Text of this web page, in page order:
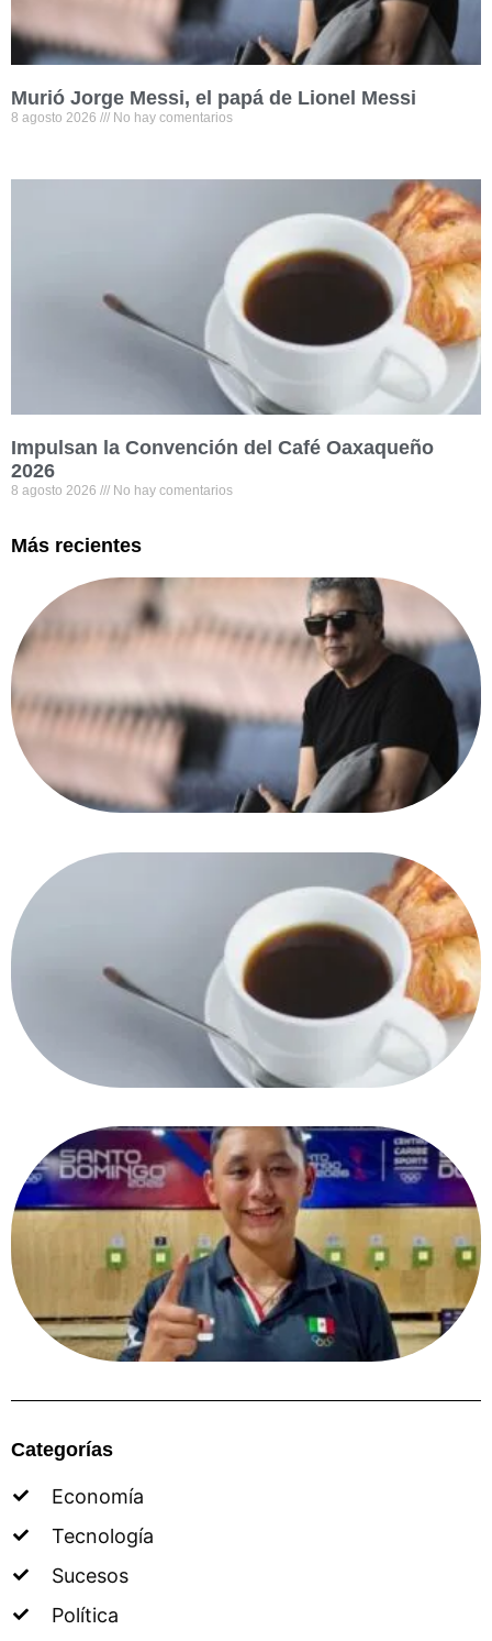
Murió Jorge Messi, el papá de Lionel Messi
8 agosto 2026 No hay comentarios
Impulsan la Convención del Café Oaxaqueño
2026
8 agosto 2026 No hay comentarios
Más recientes
Categorías
Economía
Tecnología
Sucesos
Política